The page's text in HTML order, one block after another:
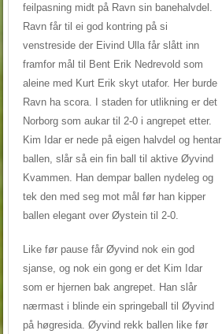
feilpasning midt på Ravn sin banehalvdel.
Ravn får til ei god kontring på si
venstreside der Eivind Ulla får slått inn
framfor mål til Bent Erik Nedrevold som
aleine med Kurt Erik skyt utafor. Her burde
Ravn ha scora. I staden for utlikning er det
Norborg som aukar til 2-0 i angrepet etter.
Kim Idar er nede på eigen halvdel og hentar
ballen, slår så ein fin ball til aktive Øyvind
Kvammen. Han dempar ballen nydeleg og
tek den med seg mot mål før han kipper
ballen elegant over Øystein til 2-0.
Like før pause får Øyvind nok ein god
sjanse, og nok ein gong er det Kim Idar
som er hjernen bak angrepet. Han slår
nærmast i blinde ein springeball til Øyvind
på høgresida. Øyvind rekk ballen like før